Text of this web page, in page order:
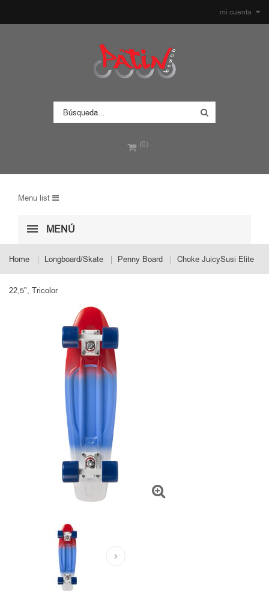
mi cuenta
(0)
Menu list
MENÚ
Home Longboard/Skate Penny Board Choke JuicySusi Elite
22,5", Tricolor